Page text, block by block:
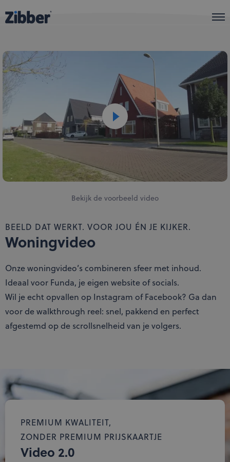
Onze aanpak
Pakketten
Producten
Meer info
We're hiring!
Customer Support
Bekijk de voorbeeld video
BEELD DAT WERKT. VOOR JOU ÉN JE KIJKER.
Woningvideo
Onze woningvideo’s combineren sfeer met inhoud.
Ideaal voor Funda, je eigen website of socials.
Wil je echt opvallen op Instagram of Facebook? Ga dan
voor de walkthrough reel: snel, pakkend en perfect
afgestemd op de scrollsnelheid van je volgers.
PREMIUM KWALITEIT,
ZONDER PREMIUM PRIJSKAARTJE
Video 2.0